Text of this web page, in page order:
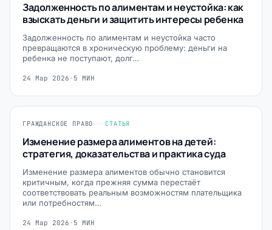
Задолженность по алиментам и неустойка: как
взыскать деньги и защитить интересы ребенка
Задолженность по алиментам и неустойка часто
превращаются в хроническую проблему: деньги на
ребенка не поступают, долг…
24 Мар 2026 · 5 МИН
ГРАЖДАНСКОЕ ПРАВО СТАТЬЯ
Изменение размера алиментов на детей:
стратегия, доказательства и практика суда
Изменение размера алиментов обычно становится
критичным, когда прежняя сумма перестаёт
соответствовать реальным возможностям плательщика
или потребностям…
24 Мар 2026 · 5 МИН